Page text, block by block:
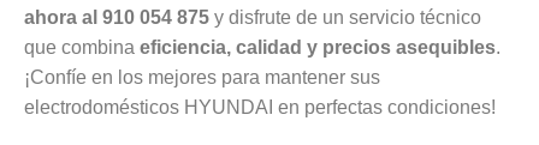
ahora al 910 054 875 y disfrute de un servicio técnico
que combina eficiencia, calidad y precios asequibles.
¡Confíe en los mejores para mantener sus
electrodomésticos HYUNDAI en perfectas condiciones!